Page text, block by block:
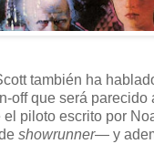
también ha
off que será parecido
el piloto escrito por
showrunner— y